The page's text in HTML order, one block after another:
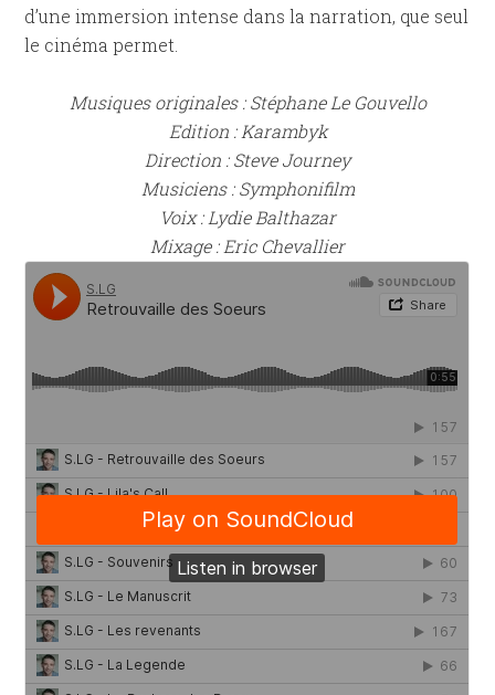
d’une immersion intense dans la narration, que seul
le cinéma permet.
Musiques originales : Stéphane Le Gouvello
Edition : Karambyk
Direction : Steve Journey
Musiciens : Symphonifilm
Voix : Lydie Balthazar
Mixage : Eric Chevallier